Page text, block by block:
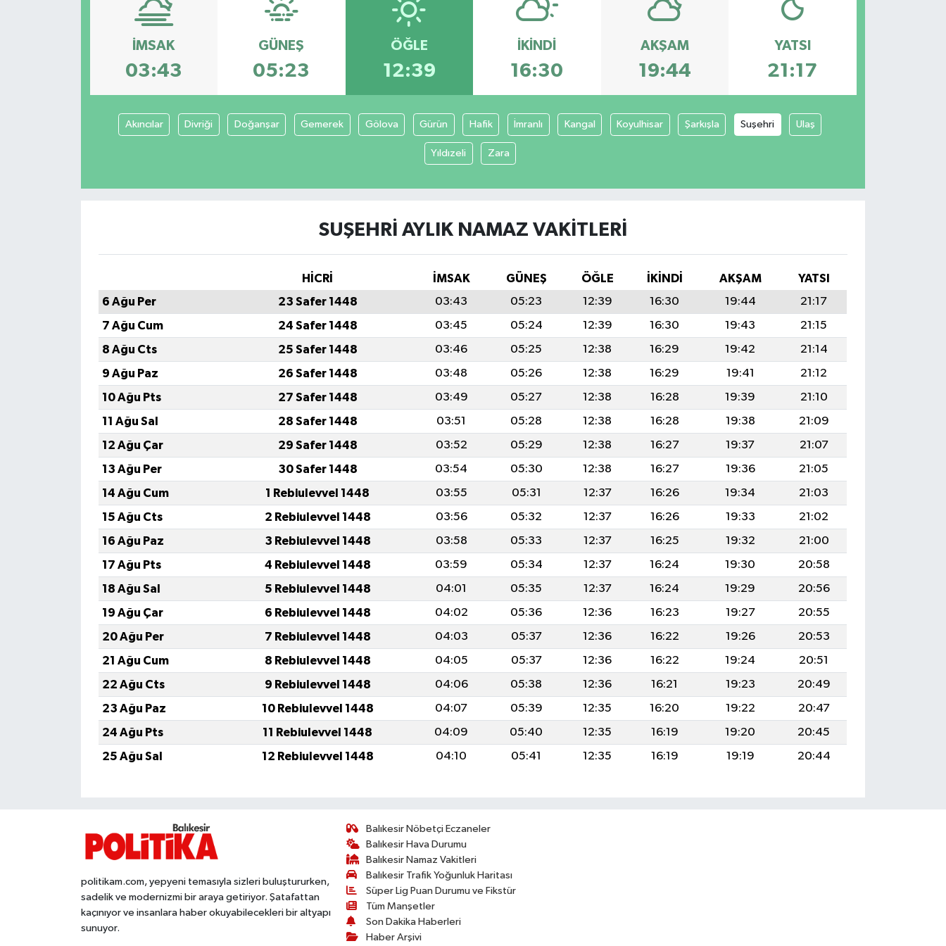
İMSAK
03:43
GÜNEŞ
05:23
ÖĞLE
12:39
İKINDI
16:30
AKŞAM
19:44
YATSI
21:17
Akıncılar Divriği Doğanşar Gemerek Gölova Gürün Hafik İmranlı Kangal Koyulhisar Şarkışla Suşehri Ulaş
Yıldızeli Zara
SUŞEHRI AYLIK NAMAZ VAKITLERI
HİCRİ İMSAK GÜNEŞ ÖĞLE İKINDI AKŞAM
YATSI
6 Ağu Per
23 Safer 1448 03:43 05:23 12:39 16:30 19:44
21:17
7 Ağu Cum
24 Safer 1448 03:45 05:24 12:39 16:30 19:43
21:15
8 Ağu Cts
25 Safer 1448 03:46 05:25 12:38 16:29 19:42
21:14
9 Ağu Paz
26 Safer 1448 03:48 05:26 12:38 16:29 19:41
21:12
10 Ağu Pts
27 Safer 1448 03:49 05:27 12:38 16:28 19:39
21:10
11 Ağu Sal
28 Safer 1448 03:51 05:28 12:38 16:28 19:38
21:09
12 Ağu Çar
29 Safer 1448 03:52 05:29 12:38 16:27 19:37
21:07
13 Ağu Per
30 Safer 1448 03:54 05:30 12:38 16:27 19:36
21:05
14 Ağu Cum
1 Rebiulevvel 1448 03:55 05:31 12:37 16:26 19:34
21:03
15 Ağu Cts
2 Rebiulevvel 1448 03:56 05:32 12:37 16:26 19:33
21:02
16 Ağu Paz
3 Rebiulevvel 1448 03:58 05:33 12:37 16:25 19:32
21:00
17 Ağu Pts
4 Rebiulevvel 1448 03:59 05:34 12:37 16:24 19:30
20:58
18 Ağu Sal
5 Rebiulevvel 1448 04:01 05:35 12:37 16:24 19:29
20:56
19 Ağu Çar
6 Rebiulevvel 1448 04:02 05:36 12:36 16:23 19:27
20:55
20 Ağu Per
7 Rebiulevvel 1448 04:03 05:37 12:36 16:22 19:26
20:53
21 Ağu Cum
8 Rebiulevvel 1448 04:05 05:37 12:36 16:22 19:24
20:51
22 Ağu Cts
9 Rebiulevvel 1448 04:06 05:38 12:36 16:21 19:23
20:49
23 Ağu Paz
10 Rebiulevvel 1448 04:07 05:39 12:35 16:20 19:22
20:47
24 Ağu Pts
11 Rebiulevvel 1448 04:09 05:40 12:35 16:19 19:20
20:45
25 Ağu Sal
12 Rebiulevvel 1448 04:10 05:41 12:35 16:19 19:19 20:44
politikam.com, yepyeni temasıyla sizleri buluştururken,
sadelik ve modernizmi bir araya getiriyor. Şatafattan
kaçınıyor ve insanlara haber okuyabilecekleri bir altyapı
sunuyor.
Balıkesir Nöbetçi Eczaneler
Balıkesir Hava Durumu
Balıkesir Namaz Vakitleri
Balıkesir Trafik Yoğunluk Haritası
Süper Lig Puan Durumu ve Fikstür
Tüm Manşetler
Son Dakika Haberleri
Haber Arşivi
KENT GÜNDEMİ
KÜLTÜR-SANAT
OTOMOTİV
Resmi İlanlar
Savaştepe